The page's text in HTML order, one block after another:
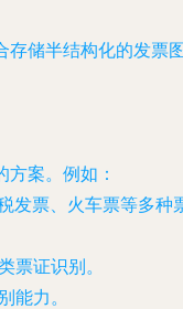
存储半结构化的发票
方案。例如：
发票、火车票等多种
票证识别。
能力。